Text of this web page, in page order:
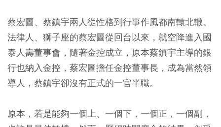
蔡宏圖、蔡鎮宇兩人從性格到行事作風都南轅北轍。
法律人、獅子座的蔡宏圖從回台以來，就空降進入國
泰人壽董事會，隨著金控成立，原本蔡鎮宇主導的銀
行也納入金控，蔡宏圖擔任金控董事長，成為當然領
導人，蔡鎮宇卻沒有正式的一官半職。
原本，若是能夠一個上、一個下，一個正，一個副，